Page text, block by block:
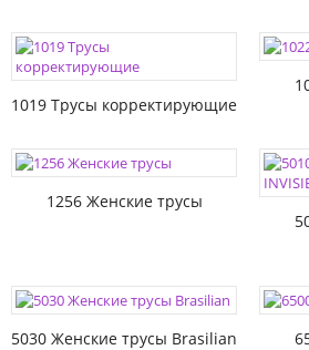
1019 Трусы корректирующие
1256 Женские трусы
5030 Женские трусы Brasilian